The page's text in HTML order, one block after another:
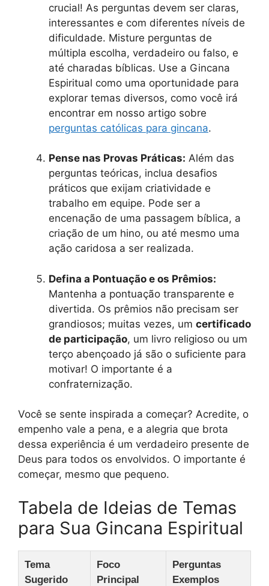
crucial! As perguntas devem ser claras,
interessantes e com diferentes níveis de
dificuldade. Misture perguntas de
múltipla escolha, verdadeiro ou falso, e
até charadas bíblicas. Use a Gincana
Espiritual como uma oportunidade para
explorar temas diversos, como você irá
encontrar em nosso artigo sobre
perguntas católicas para gincana.
Pense nas Provas Práticas: Além das
perguntas teóricas, inclua desafios
práticos que exijam criatividade e
trabalho em equipe. Pode ser a
encenação de uma passagem bíblica, a
criação de um hino, ou até mesmo uma
ação caridosa a ser realizada.
Defina a Pontuação e os Prêmios:
Mantenha a pontuação transparente e
divertida. Os prêmios não precisam ser
grandiosos; muitas vezes, um certificado
de participação, um livro religioso ou um
terço abençoado já são o suficiente para
motivar! O importante é a
confraternização.
Você se sente inspirada a começar? Acredite, o
empenho vale a pena, e a alegria que brota
dessa experiência é um verdadeiro presente de
Deus para todos os envolvidos. O importante é
começar, mesmo que pequeno.
Tabela de Ideias de Temas
para Sua Gincana Espiritual
Tema
Sugerido
Foco
Principal
Perguntas
Exemplos